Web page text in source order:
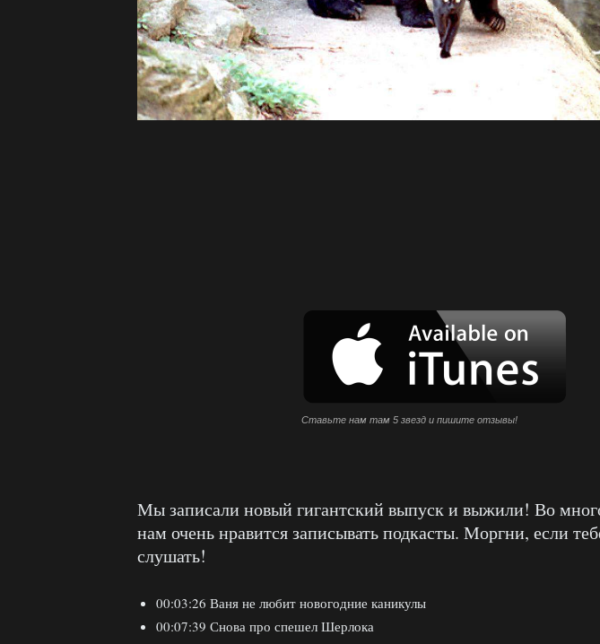
Ставьте нам там 5 звезд и пишите отзывы!
Мы записали новый гигантский выпуск и выжили! Во
нам очень нравится записывать подкасты. Моргни, если
слушать!
00:03:26 Ваня не любит новогодние каникулы
00:07:39 Снова про спешел Шерлока